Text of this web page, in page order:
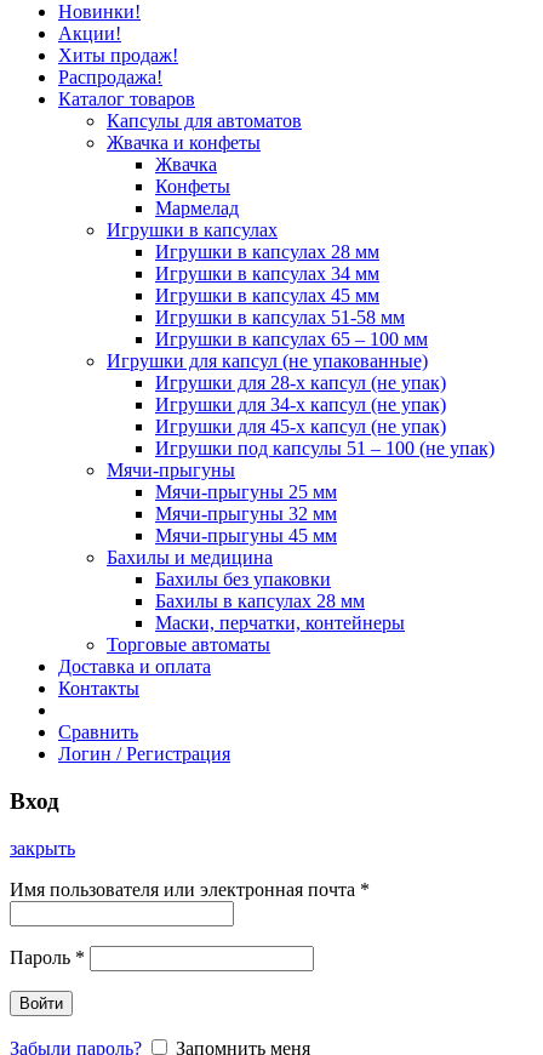
Новинки!
Акции!
Хиты продаж!
Распродажа!
Каталог товаров
Капсулы для автоматов
Жвачка и конфеты
Жвачка
Конфеты
Мармелад
Игрушки в капсулах
Игрушки в капсулах 28 мм
Игрушки в капсулах 34 мм
Игрушки в капсулах 45 мм
Игрушки в капсулах 51-58 мм
Игрушки в капсулах 65 – 100 мм
Игрушки для капсул (не упакованные)
Игрушки для 28-х капсул (не упак)
Игрушки для 34-х капсул (не упак)
Игрушки для 45-х капсул (не упак)
Игрушки под капсулы 51 – 100 (не упак)
Мячи-прыгуны
Мячи-прыгуны 25 мм
Мячи-прыгуны 32 мм
Мячи-прыгуны 45 мм
Бахилы и медицина
Бахилы без упаковки
Бахилы в капсулах 28 мм
Маски, перчатки, контейнеры
Торговые автоматы
Доставка и оплата
Контакты
Сравнить
Логин / Регистрация
Вход
закрыть
Имя пользователя или электронная почта *
Пароль *
Войти
Забыли пароль? Запомнить меня